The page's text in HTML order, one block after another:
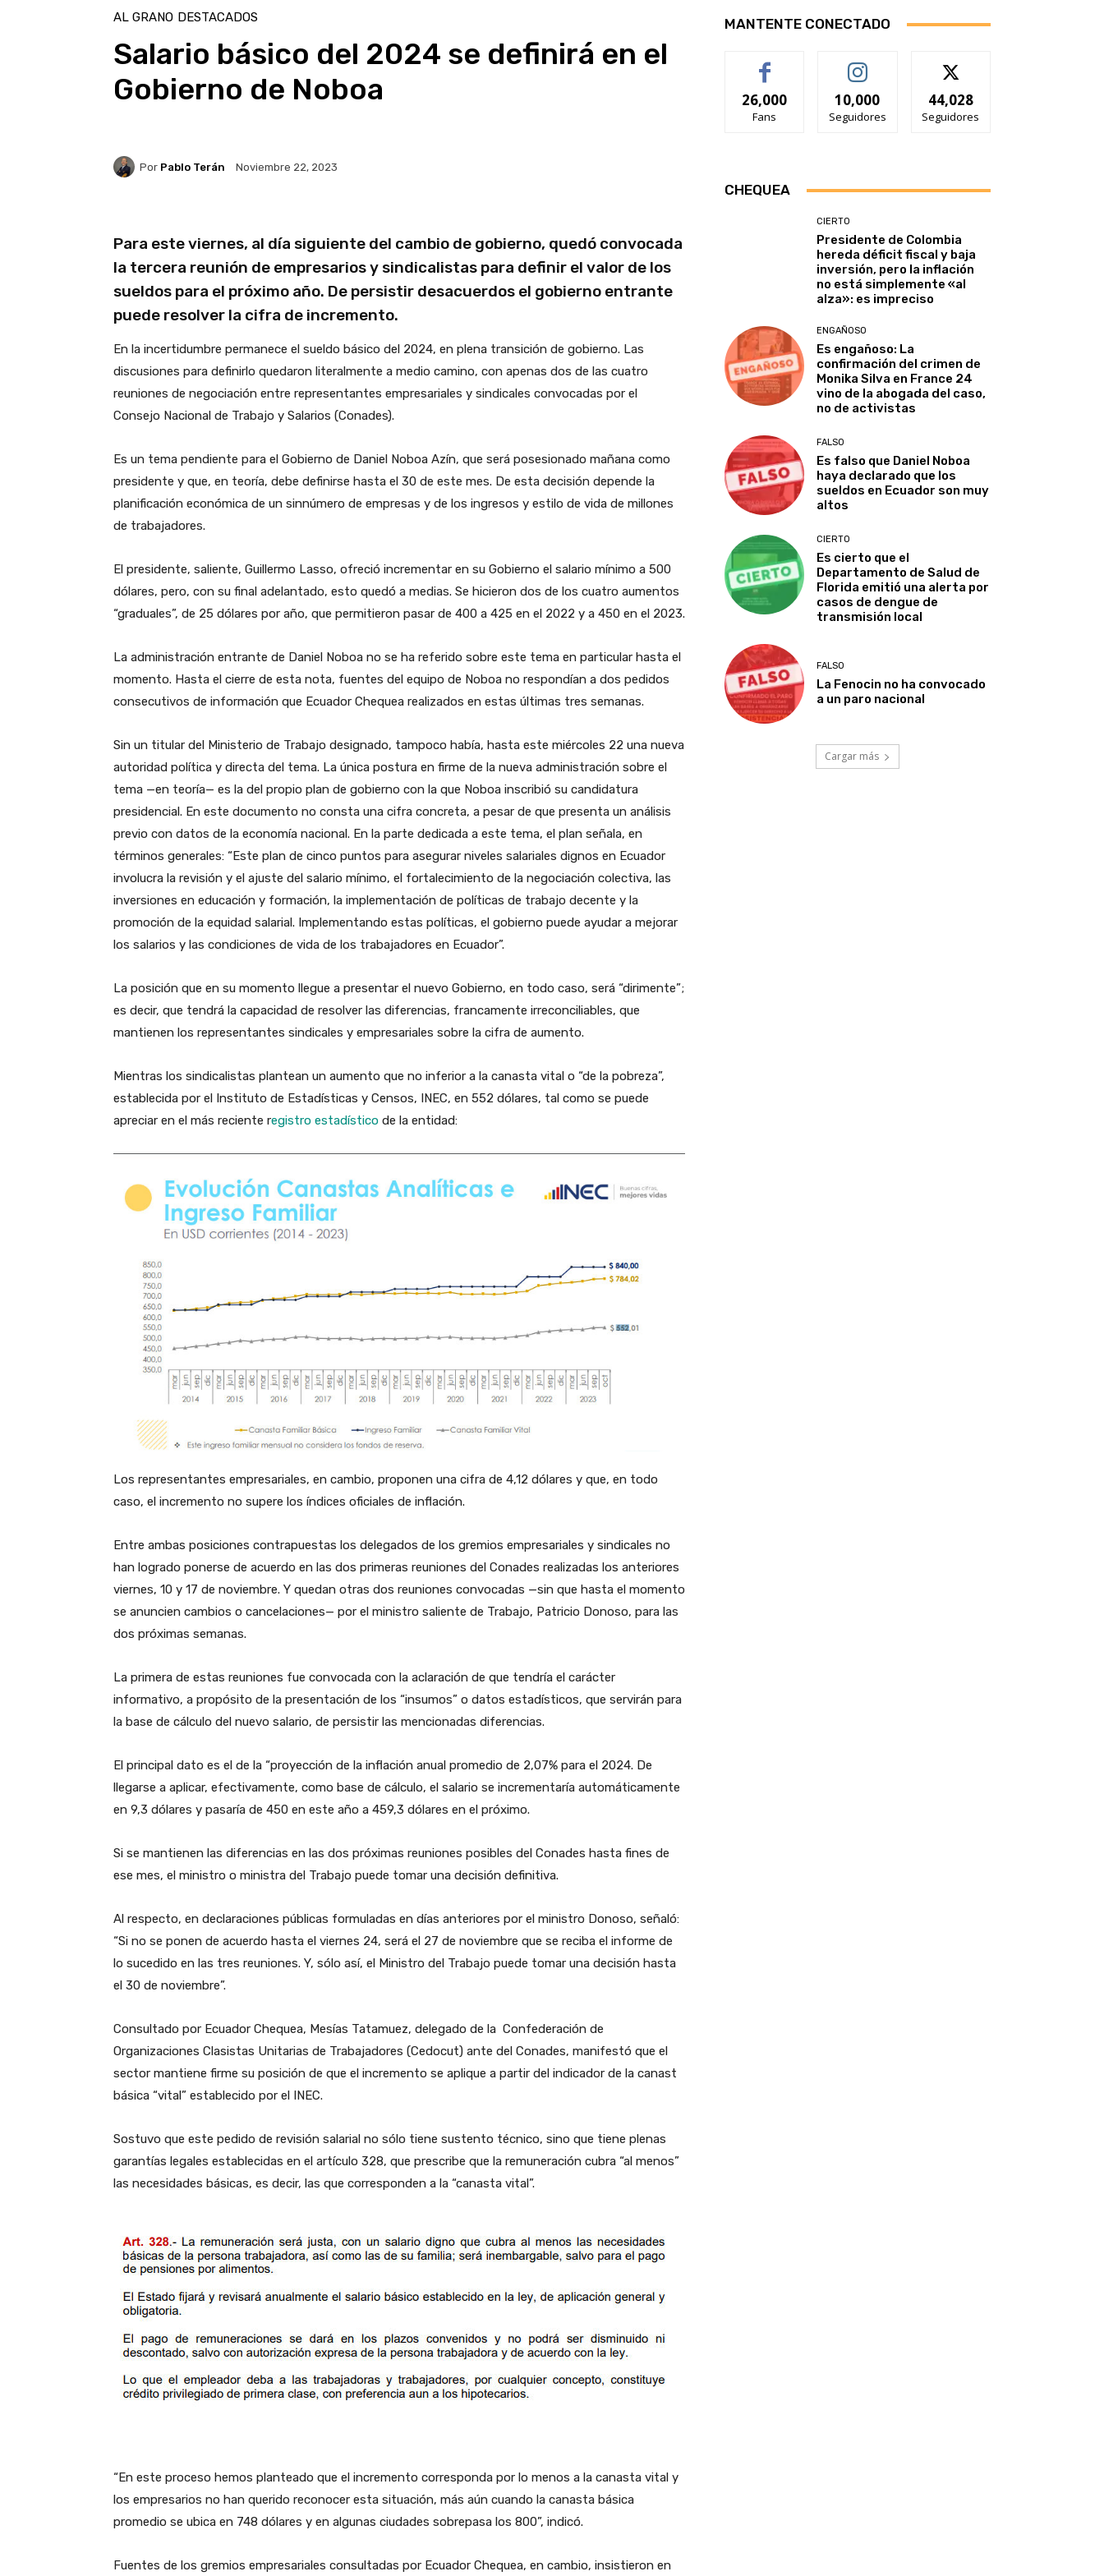
AL GRANO DESTACADOS
Salario básico del 2024 se definirá en el
Gobierno de Noboa
Por Pablo Terán Noviembre 22, 2023
Para este viernes, al día siguiente del cambio de gobierno, quedó convocada
la tercera reunión de empresarios y sindicalistas para definir el valor de los
sueldos para el próximo año. De persistir desacuerdos el gobierno entrante
puede resolver la cifra de incremento.
En la incertidumbre permanece el sueldo básico del 2024, en plena transición de gobierno. Las
discusiones para definirlo quedaron literalmente a medio camino, con apenas dos de las cuatro
reuniones de negociación entre representantes empresariales y sindicales convocadas por el
Consejo Nacional de Trabajo y Salarios (Conades).
Es un tema pendiente para el Gobierno de Daniel Noboa Azín, que será posesionado mañana como
presidente y que, en teoría, debe definirse hasta el 30 de este mes. De esta decisión depende la
planificación económica de un sinnúmero de empresas y de los ingresos y estilo de vida de millones
de trabajadores.
El presidente, saliente, Guillermo Lasso, ofreció incrementar en su Gobierno el salario mínimo a 500
dólares, pero, con su final adelantado, esto quedó a medias. Se hicieron dos de los cuatro aumentos
“graduales”, de 25 dólares por año, que permitieron pasar de 400 a 425 en el 2022 y a 450 en el 2023.
La administración entrante de Daniel Noboa no se ha referido sobre este tema en particular hasta el
momento. Hasta el cierre de esta nota, fuentes del equipo de Noboa no respondían a dos pedidos
consecutivos de información que Ecuador Chequea realizados en estas últimas tres semanas.
Sin un titular del Ministerio de Trabajo designado, tampoco había, hasta este miércoles 22 una nueva
autoridad política y directa del tema. La única postura en firme de la nueva administración sobre el
tema —en teoría— es la del propio plan de gobierno con la que Noboa inscribió su candidatura
presidencial. En este documento no consta una cifra concreta, a pesar de que presenta un análisis
previo con datos de la economía nacional. En la parte dedicada a este tema, el plan señala, en
términos generales: “Este plan de cinco puntos para asegurar niveles salariales dignos en Ecuador
involucra la revisión y el ajuste del salario mínimo, el fortalecimiento de la negociación colectiva, las
inversiones en educación y formación, la implementación de políticas de trabajo decente y la
promoción de la equidad salarial. Implementando estas políticas, el gobierno puede ayudar a mejorar
los salarios y las condiciones de vida de los trabajadores en Ecuador”.
La posición que en su momento llegue a presentar el nuevo Gobierno, en todo caso, será “dirimente”;
es decir, que tendrá la capacidad de resolver las diferencias, francamente irreconciliables, que
mantienen los representantes sindicales y empresariales sobre la cifra de aumento.
Mientras los sindicalistas plantean un aumento que no inferior a la canasta vital o “de la pobreza”,
establecida por el Instituto de Estadísticas y Censos, INEC, en 552 dólares, tal como se puede
apreciar en el más reciente registro estadístico de la entidad:
Los representantes empresariales, en cambio, proponen una cifra de 4,12 dólares y que, en todo
caso, el incremento no supere los índices oficiales de inflación.
Entre ambas posiciones contrapuestas los delegados de los gremios empresariales y sindicales no
han logrado ponerse de acuerdo en las dos primeras reuniones del Conades realizadas los anteriores
viernes, 10 y 17 de noviembre. Y quedan otras dos reuniones convocadas —sin que hasta el momento
se anuncien cambios o cancelaciones— por el ministro saliente de Trabajo, Patricio Donoso, para las
dos próximas semanas.
La primera de estas reuniones fue convocada con la aclaración de que tendría el carácter
informativo, a propósito de la presentación de los “insumos” o datos estadísticos, que servirán para
la base de cálculo del nuevo salario, de persistir las mencionadas diferencias.
El principal dato es el de la “proyección de la inflación anual promedio de 2,07% para el 2024. De
llegarse a aplicar, efectivamente, como base de cálculo, el salario se incrementaría automáticamente
en 9,3 dólares y pasaría de 450 en este año a 459,3 dólares en el próximo.
Si se mantienen las diferencias en las dos próximas reuniones posibles del Conades hasta fines de
ese mes, el ministro o ministra del Trabajo puede tomar una decisión definitiva.
Al respecto, en declaraciones públicas formuladas en días anteriores por el ministro Donoso, señaló:
“Si no se ponen de acuerdo hasta el viernes 24, será el 27 de noviembre que se reciba el informe de
lo sucedido en las tres reuniones. Y, sólo así, el Ministro del Trabajo puede tomar una decisión hasta
el 30 de noviembre”.
Consultado por Ecuador Chequea, Mesías Tatamuez, delegado de la Confederación de
Organizaciones Clasistas Unitarias de Trabajadores (Cedocut) ante del Conades, manifestó que el
sector mantiene firme su posición de que el incremento se aplique a partir del indicador de la canast
básica “vital” establecido por el INEC.
Sostuvo que este pedido de revisión salarial no sólo tiene sustento técnico, sino que tiene plenas
garantías legales establecidas en el artículo 328, que prescribe que la remuneración cubra “al menos”
las necesidades básicas, es decir, las que corresponden a la “canasta vital”.
“En este proceso hemos planteado que el incremento corresponda por lo menos a la canasta vital y
los empresarios no han querido reconocer esta situación, más aún cuando la canasta básica
promedio se ubica en 748 dólares y en algunas ciudades sobrepasa los 800”, indicó.
Fuentes de los gremios empresariales consultadas por Ecuador Chequea, en cambio, insistieron en
MANTENTE CONECTADO
26,000
Fans
10,000
Seguidores
44,028
Seguidores
CHEQUEA
CIERTO
Presidente de Colombia
hereda déficit fiscal y baja
inversión, pero la inflación
no está simplemente «al
alza»: es impreciso
ENGAÑOSO
Es engañoso: La
confirmación del crimen de
Monika Silva en France 24
vino de la abogada del caso,
no de activistas
FALSO
Es falso que Daniel Noboa
haya declarado que los
sueldos en Ecuador son muy
altos
CIERTO
Es cierto que el
Departamento de Salud de
Florida emitió una alerta por
casos de dengue de
transmisión local
FALSO
La Fenocin no ha convocado
a un paro nacional
Cargar más